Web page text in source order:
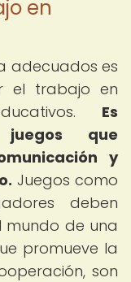
en
adecuados es
el trabajo en
Es
juegos que
y
Juegos como
deben
de una
promueve la
son